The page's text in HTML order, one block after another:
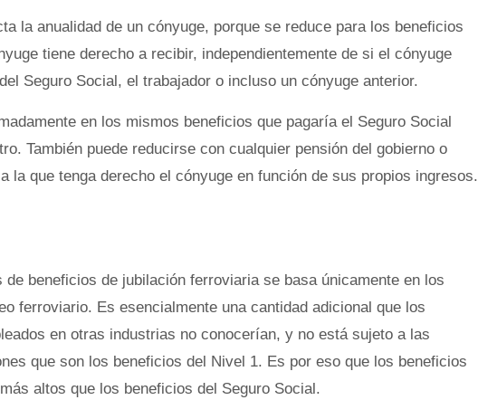
la anualidad de un cónyuge, porque se reduce para los beneficios
tiene derecho a recibir, independientemente de si el cónyuge
Seguro Social, el trabajador o incluso un cónyuge anterior.
en los mismos beneficios que pagaría el Seguro Social
También puede reducirse con cualquier pensión del gobierno o
la que tenga derecho el cónyuge en función de sus propios ingresos.
beneficios de jubilación ferroviaria se basa únicamente en los
ferroviario. Es esencialmente una cantidad adicional que los
en otras industrias no conocerían, y no está sujeto a las
que son los beneficios del Nivel 1. Es por eso que los beneficios
altos que los beneficios del Seguro Social.